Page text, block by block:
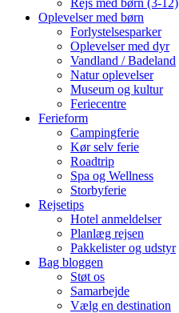
Rejs med børn (3-12)
Oplevelser med børn
Forlystelsesparker
Oplevelser med dyr
Vandland / Badeland
Natur oplevelser
Museum og kultur
Feriecentre
Ferieform
Campingferie
Kør selv ferie
Roadtrip
Spa og Wellness
Storbyferie
Rejsetips
Hotel anmeldelser
Planlæg rejsen
Pakkelister og udstyr
Bag bloggen
Støt os
Samarbejde
Vælg en destination